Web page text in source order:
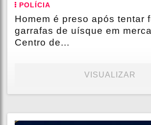
POLÍCIA
Homem é preso após tentar
garrafas de uísque em
Centro de...
VISUALIZAR